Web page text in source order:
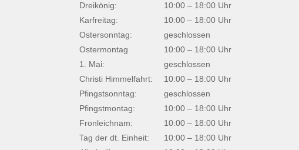
Dreikönig:
10:00 – 18:00 Uhr
Karfreitag:
10:00 – 18:00 Uhr
Ostersonntag:
geschlossen
Ostermontag
10:00 – 18:00 Uhr
1. Mai:
geschlossen
Christi Himmelfahrt:
10:00 – 18:00 Uhr
Pfingstsonntag:
geschlossen
Pfingstmontag:
10:00 – 18:00 Uhr
Fronleichnam:
10:00 – 18:00 Uhr
Tag der dt. Einheit:
10:00 – 18:00 Uhr